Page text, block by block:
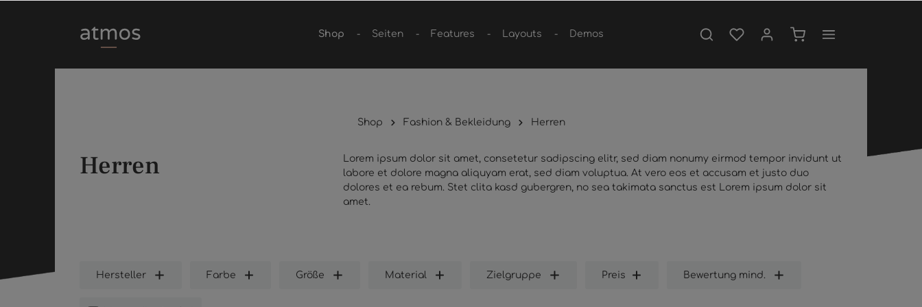
Shop
Seiten Features Layouts Demos
Shop Fashion & Bekleidung Herren
Herren
Lorem ipsum dolor sit amet, consetetur sadipscing elitr, sed diam nonumy eirmod tempor invidunt ut
labore et dolore magna aliquyam erat, sed diam voluptua. At vero eos et accusam et justo duo
dolores et ea rebum. Stet clita kasd gubergren, no sea takimata sanctus est Lorem ipsum dolor sit
amet.
Hersteller Farbe Größe Material Zielgruppe Preis Bewertung mind.